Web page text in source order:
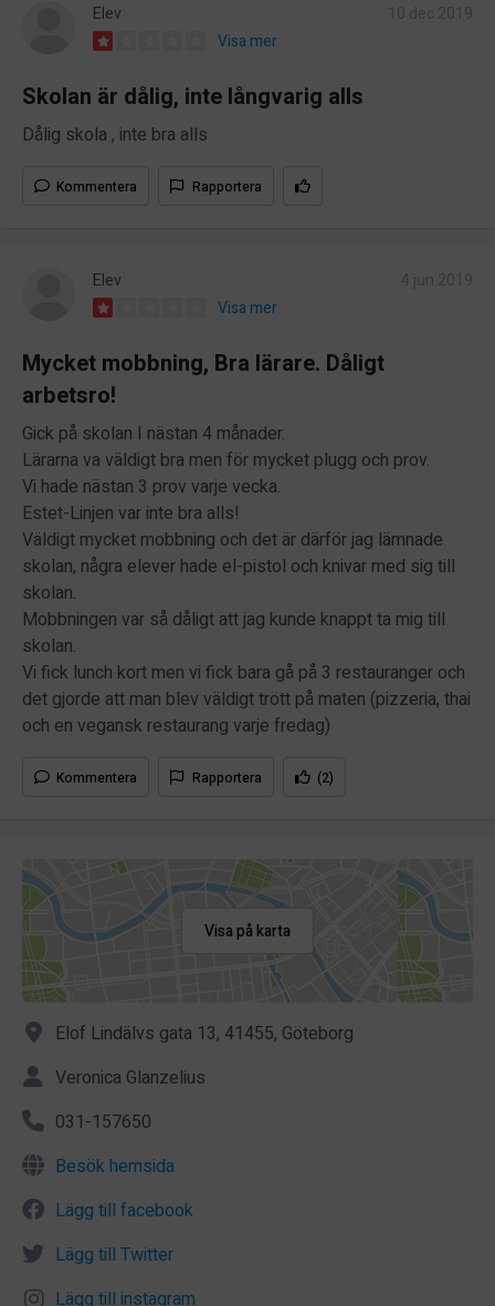
Elev
Visa mer
Skolan är dålig, inte långvarig alls
Dålig skola , inte bra alls
Kommentera Rapportera
Elev
Visa mer
Mycket mobbning, Bra lärare. Dåligt
arbetsro!
Gick på skolan I nästan 4 månader.
Lärarna va väldigt bra men för mycket plugg och prov.
Vi hade nästan 3 prov varje vecka.
Estet-Linjen var inte bra alls!
Väldigt mycket mobbning och det är därför jag lämnade
skolan, några elever hade el-pistol och knivar med sig till
skolan.
Mobbningen var så dåligt att jag kunde knappt ta mig till
skolan.
Vi fick lunch kort men vi fick bara gå på 3 restauranger och
det gjorde att man blev väldigt trött på maten (pizzeria, thai
och en vegansk restaurang varje fredag)
Kommentera Rapportera (2)
Visa på karta
Elof Lindälvs gata 13, 41455, Göteborg
Veronica Glanzelius
031-157650
Besök hemsida
Lägg till facebook
Lägg till Twitter
Lägg till instagram